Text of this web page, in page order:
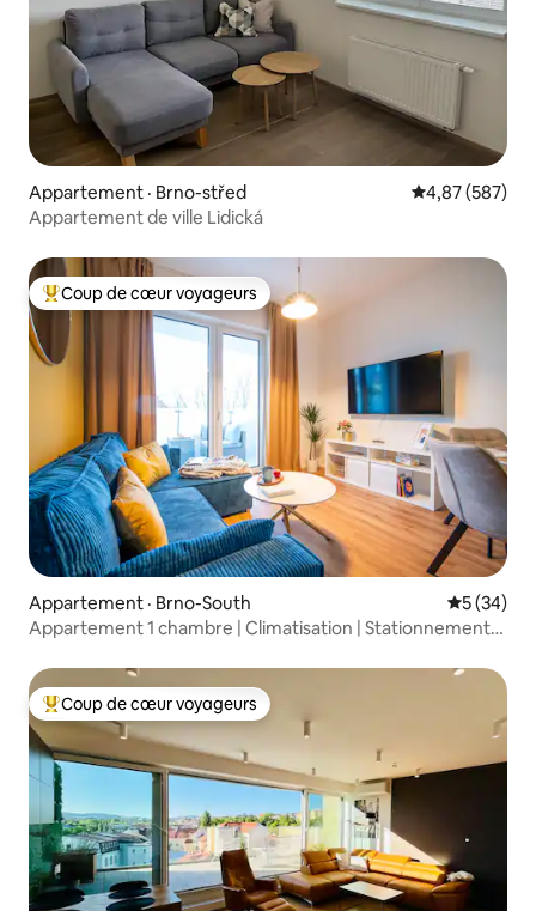
Appartement · Brno-střed Note
4,87 (587)
Appartement de ville Lidická
Coup de cœur voyageurs parmi les plus aimés
Coup de cœur voyageurs
Appartement · Brno-South Note
5 (34)
Appartement 1 chambre | Climatisation | Stationnement
Coup de cœur voyageurs parmi les plus aimés
Coup de cœur voyageurs